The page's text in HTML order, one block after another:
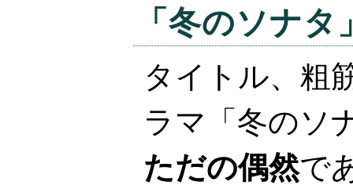
「冬のソナ
タイトル、粗
ラマ「冬のソ
ただの偶然で